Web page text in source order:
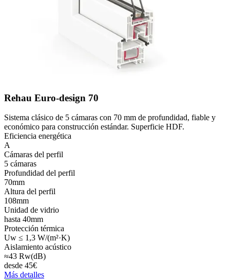
Rehau Euro-design 70
Sistema clásico de 5 cámaras con 70 mm de profundidad, fiable y
económico para construcción estándar. Superficie HDF.
Eficiencia energética
A
Cámaras del perfil
5 cámaras
Profundidad del perfil
70mm
Altura del perfil
108mm
Unidad de vidrio
hasta 40mm
Protección térmica
Uw ≤ 1,3 W/(m²·K)
Aislamiento acústico
≈43 Rw(dB)
desde 45€
Más detalles